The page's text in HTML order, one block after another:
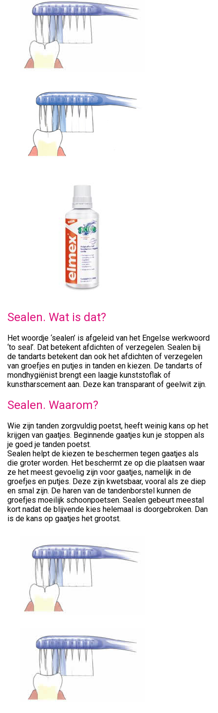
Sealen. Wat is dat?
Het woordje ‘sealen’ is afgeleid van het Engelse werkwoord
‘to seal’. Dat betekent afdichten of verzegelen. Sealen bij
de tandarts betekent dan ook het afdichten of verzegelen
van groefjes en putjes in tanden en kiezen. De tandarts of
mondhygiënist brengt een laagje kunststoflak of
kunstharscement aan. Deze kan transparant of geelwit zijn.
Sealen. Waarom?
Wie zijn tanden zorgvuldig poetst, heeft weinig kans op het
krijgen van gaatjes. Beginnende gaatjes kun je stoppen als
je goed je tanden poetst.
Sealen helpt de kiezen te beschermen tegen gaatjes als
die groter worden. Het beschermt ze op die plaatsen waar
ze het meest gevoelig zijn voor gaatjes, namelijk in de
groefjes en putjes. Deze zijn kwetsbaar, vooral als ze diep
en smal zijn. De haren van de tandenborstel kunnen de
groefjes moeilijk schoonpoetsen. Sealen gebeurt meestal
kort nadat de blijvende kies helemaal is doorgebroken. Dan
is de kans op gaatjes het grootst.